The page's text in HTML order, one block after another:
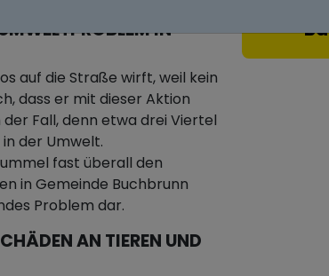
IN G
auf die Straße wirft, weil kein
dass er mit dieser Aktion
Fall, denn etwa drei Viertel
der Umwelt.
fast überall den
in Gemeinde Buchbrunn
Problem dar.
AN TIEREN UND D